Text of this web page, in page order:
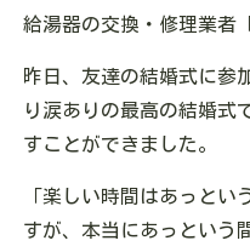
給湯器の交換・修理業者
昨日、友達の結婚式に参
り涙ありの最高の結婚式
すことができました。
「楽しい時間はあっと
すが、本当にあっという